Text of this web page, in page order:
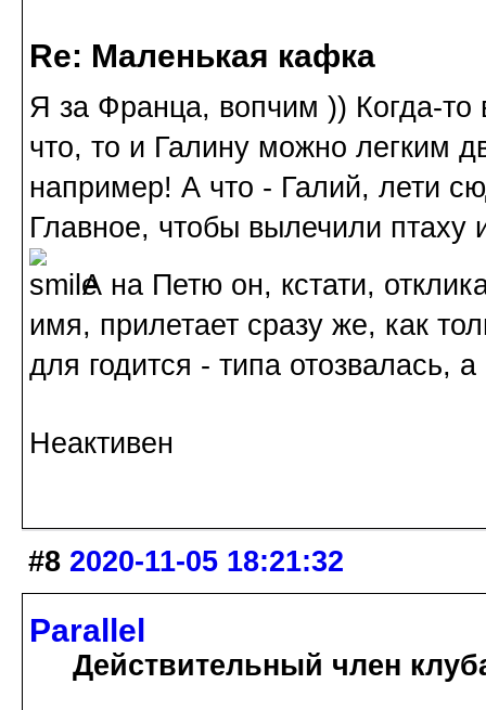
Re: Маленькая кафка
Я за Франца, вопчим )) Когда-
что, то и Галину можно легким
например! А что - Галий, лети
Главное, чтобы вылечили
А на Петю он, кстати,
имя, прилетает сразу же, как
для годится - типа отозвалась, а
Неактивен
#8 2020-11-05 18:21:32
Parallel
Действительный член